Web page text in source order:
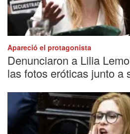
Apareció el protagonista
Denunciaron a Lilia
las fotos eróticas junto a